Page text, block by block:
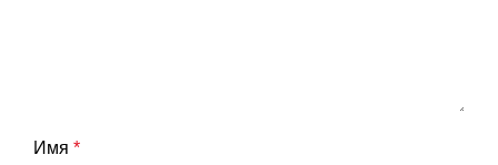
Имя *